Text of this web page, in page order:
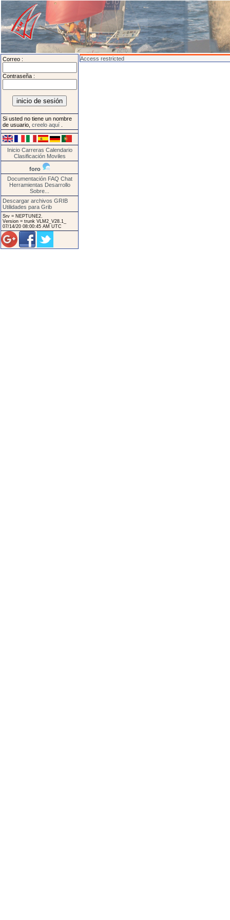
Correo :
Contraseña :
Si usted no tiene un nombre
de usuario, creelo aquí
Inicio Carreras Calendario
Clasificación Moviles
foro
Documentación FAQ Chat
Herramientas Desarrollo
Sobre...
Descargar archivos GRIB
Utilidades para Grib
Srv = NEPTUNE2.
Version = trunk VLM2_V28.1_
07/14/20 08:00:45 AM UTC
Access restricted